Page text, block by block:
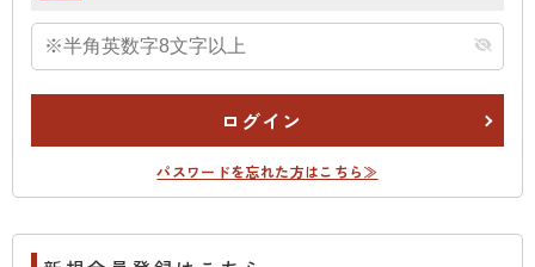
ログイン
パスワードを忘れた方はこちら≫